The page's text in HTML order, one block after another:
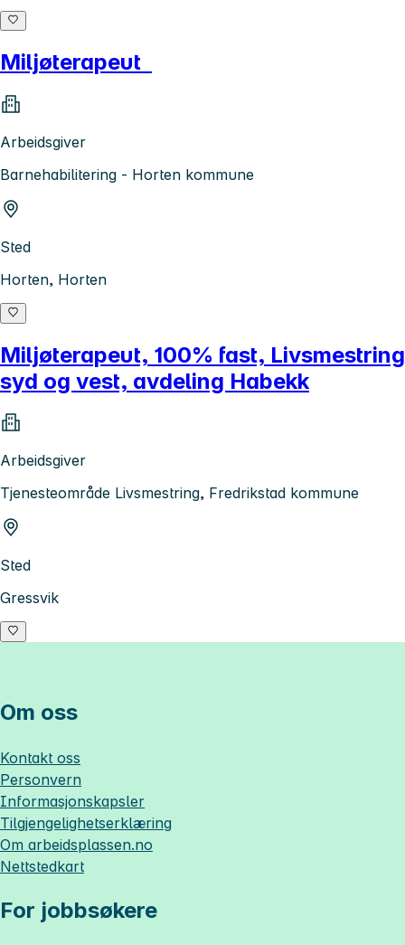
Miljøterapeut
Arbeidsgiver
Barnehabilitering - Horten kommune
Sted
Horten, Horten
Miljøterapeut, 100% fast, Livsmestring
syd og vest, avdeling Habekk
Arbeidsgiver
Tjenesteområde Livsmestring, Fredrikstad kommune
Sted
Gressvik
Om oss
Kontakt oss
Personvern
Informasjonskapsler
Tilgjengelighetserklæring
Om arbeidsplassen.no
Nettstedkart
For jobbsøkere